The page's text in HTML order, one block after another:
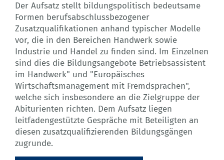
Der Aufsatz stellt bildungspolitisch bedeutsame
Formen berufsabschlussbezogener
Zusatzqualifikationen anhand typischer Modelle
vor, die in den Bereichen Handwerk sowie
Industrie und Handel zu finden sind. Im Einzelnen
sind dies die Bildungsangebote Betriebsassistent
im Handwerk" und "Europäisches
Wirtschaftsmanagement mit Fremdsprachen",
welche sich insbesondere an die Zielgruppe der
Abiturienten richten. Dem Aufsatz liegen
leitfadengestützte Gespräche mit Beteiligten an
diesen zusatzqualifizierenden Bildungsgängen
zugrunde.